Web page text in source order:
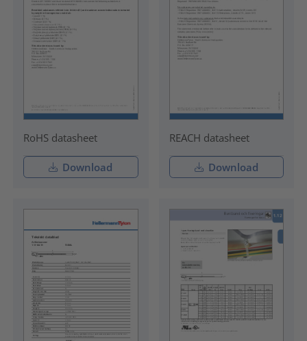
RoHS datasheet
Download
REACH datasheet
Download